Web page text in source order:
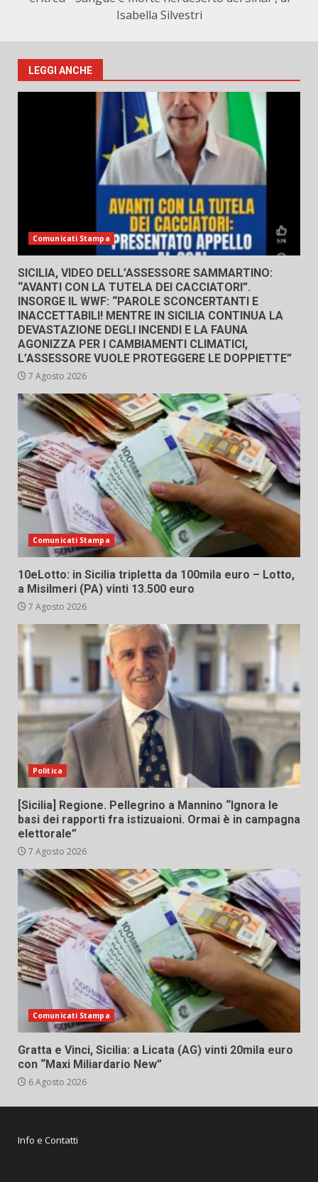
Isabella Silvestri
LEGGI ANCHE
Comunicati Stampa
SICILIA, VIDEO DELL’ASSESSORE SAMMARTINO:
“AVANTI CON LA TUTELA DEI CACCIATORI”.
INSORGE IL WWF: “PAROLE SCONCERTANTI E
INACCETTABILI! MENTRE IN SICILIA CONTINUA LA
DEVASTAZIONE DEGLI INCENDI E LA FAUNA
AGONIZZA PER I CAMBIAMENTI CLIMATICI,
L’ASSESSORE VUOLE PROTEGGERE LE DOPPIETTE”
7 Agosto 2026
Comunicati Stampa
10eLotto: in Sicilia tripletta da 100mila euro – Lotto,
a Misilmeri (PA) vinti 13.500 euro
7 Agosto 2026
Politica
[Sicilia] Regione. Pellegrino a Mannino “Ignora le
basi dei rapporti fra istizuaioni. Ormai è in campagna
elettorale”
7 Agosto 2026
Comunicati Stampa
Gratta e Vinci, Sicilia: a Licata (AG) vinti 20mila euro
con “Maxi Miliardario New”
6 Agosto 2026
Info e Contatti